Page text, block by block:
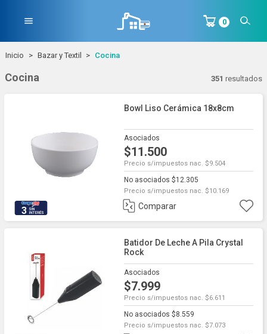
menu 0
Inicio Bazar y Textil Cocina
Cocina 351 resultados
3
Bowl Liso Cerámica 18x8cm
Asociados
$11.500
Precio s/impuestos nac. $9.504
No asociados $12.305
Precio s/impuestos nac. $10.169
Comparar
Batidor De Leche A Pila Crystal
Rock
Asociados
$7.999
Precio s/impuestos nac. $6.611
No asociados $8.559
Precio s/impuestos nac. $7.073